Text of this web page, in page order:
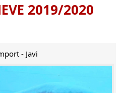
2019/2020
- Javi